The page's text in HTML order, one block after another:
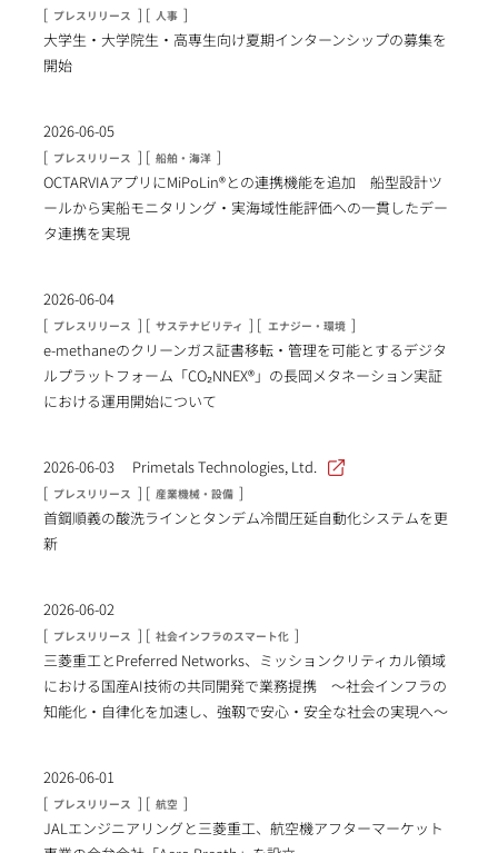
[ プレスリリース ] [ 人事 ]
大学生・大学院生・高専生向け夏期インターンシップの募集を
開始
2026-06-05
[ プレスリリース ] [ 船舶・海洋 ]
OCTARVIAアプリにMiPoLin®との連携機能を追加 船型設計ツ
ールから実船モニタリング・実海域性能評価への一貫したデー
タ連携を実現
2026-06-04
[ プレスリリース ] [ サステナビリティ ] [ エナジー・環境 ]
e-methaneのクリーンガス証書移転・管理を可能とするデジタ
ルプラットフォーム「CO₂NNEX®」の長岡メタネーション実証
における運用開始について
2026-06-03
Primetals Technologies, Ltd.
[ プレスリリース ] [ 産業機械・設備 ]
首鋼順義の酸洗ラインとタンデム冷間圧延自動化システムを更
新
2026-06-02
[ プレスリリース ] [ 社会インフラのスマート化 ]
三菱重工とPreferred Networks、ミッションクリティカル領域
における国産AI技術の共同開発で業務提携 〜社会インフラの
知能化・自律化を加速し、強靱で安心・安全な社会の実現へ〜
2026-06-01
[ プレスリリース ] [ 航空 ]
JALエンジニアリングと三菱重工、航空機アフターマーケット